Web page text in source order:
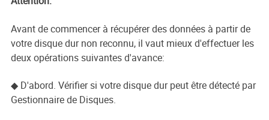
Avant de commencer à récupérer des données à partir de
votre disque dur non reconnu, il vaut mieux d'effectuer les
deux opérations suivantes d'avance:
◆ D'abord. Vérifier si votre disque dur peut être détecté par
Gestionnaire de Disques.